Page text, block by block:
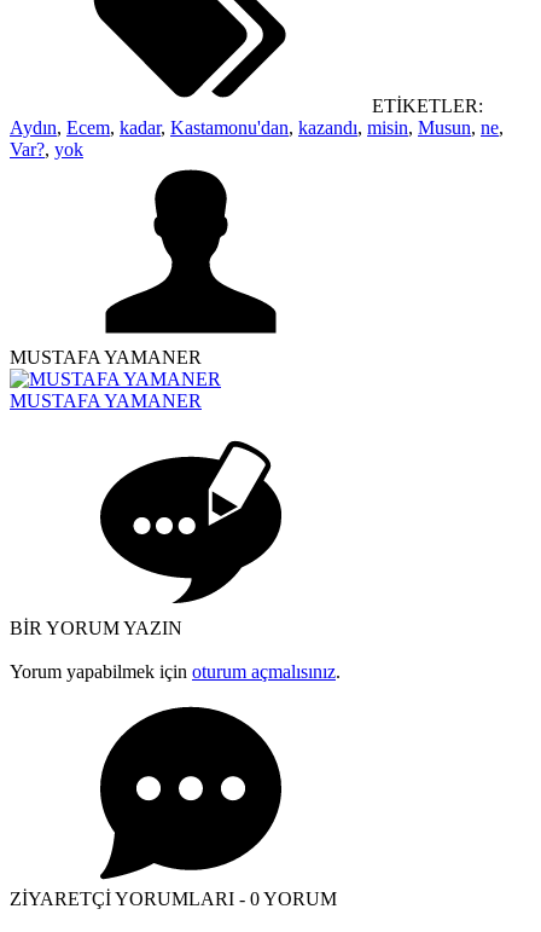
ETİKETLER:
Aydın, Ecem, kadar, Kastamonu'dan, kazandı, misin, Musun, ne,
Var?, yok
MUSTAFA YAMANER
MUSTAFA YAMANER
BİR YORUM YAZIN
Yorum yapabilmek için oturum açmalısınız.
ZİYARETÇİ YORUMLARI - 0 YORUM